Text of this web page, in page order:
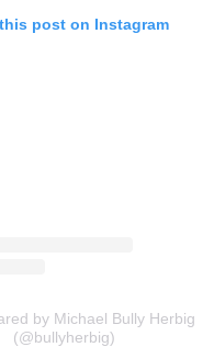
post on Instagram
by Michael Bully Herbig
(@bullyherbig)